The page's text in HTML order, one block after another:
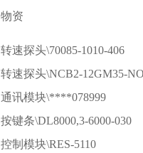
物资
转速探头\70085-1010-406
转速探头\NCB2-12GM35-
通讯模块\****078999
按键条\DL8000,3-6000-030
控制模块\RES-5110